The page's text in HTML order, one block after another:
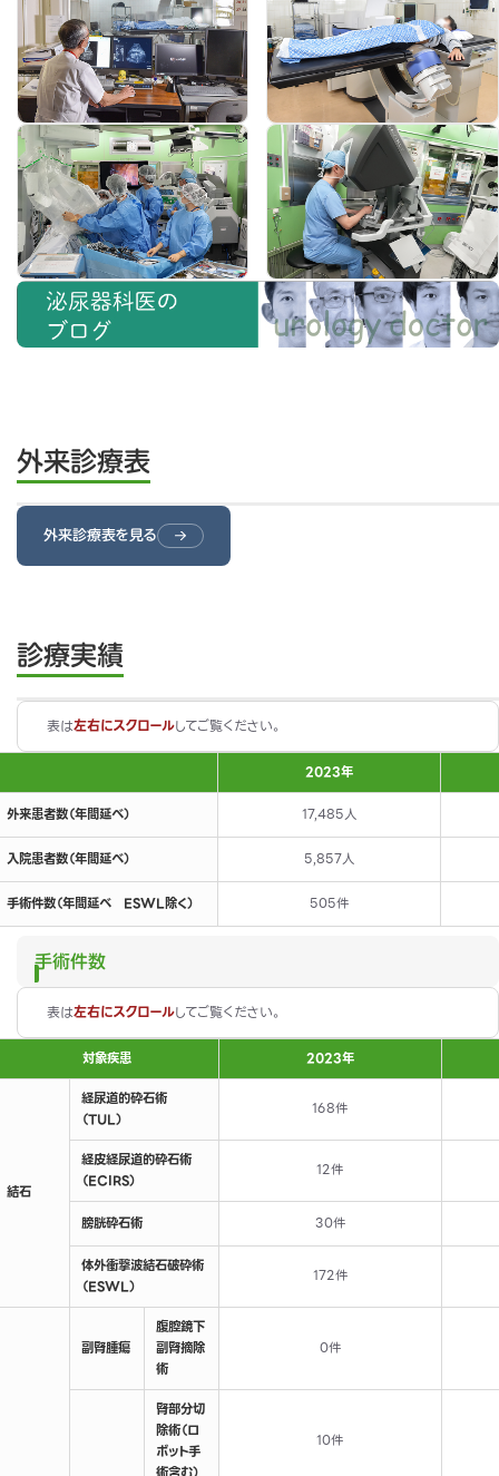
外来診療表
外来診療表を見る
診療実績
表は左右にスクロールしてご覧ください。
2023年
外来患者数（年間延べ） 17,485人
入院患者数（年間延べ） 5,857人
手術件数（年間延べ ESWL除く） 505件
手術件数
表は左右にスクロールしてご覧ください。
対象疾患 2023年
結石
経尿道的砕石術
（TUL）
168件
経皮経尿道的砕石術
（ECIRS）
12件
膀胱砕石術 30件
体外衝撃波結石破砕術
（ESWL）
172件
副腎腫瘍
腹腔鏡下
副腎摘除
術
0件
腎部分切
除術（ロ
ボット手
10件